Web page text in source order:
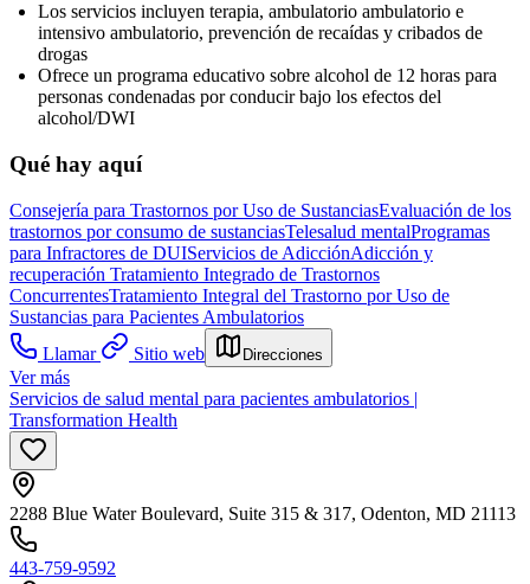
Los servicios incluyen terapia, ambulatorio ambulatorio e
intensivo ambulatorio, prevención de recaídas y cribados de
drogas
Ofrece un programa educativo sobre alcohol de 12 horas para
personas condenadas por conducir bajo los efectos del
alcohol/DWI
Qué hay aquí
Consejería para Trastornos por Uso de SustanciasEvaluación de los
trastornos por consumo de sustanciasTelesalud mentalProgramas
para Infractores de DUIServicios de AdicciónAdicción y
recuperación Tratamiento Integrado de Trastornos
ConcurrentesTratamiento Integral del Trastorno por Uso de
Sustancias para Pacientes Ambulatorios
Llamar
Sitio web Direcciones
Ver más
Servicios de salud mental para pacientes ambulatorios |
Transformation Health
2288 Blue Water Boulevard, Suite 315 & 317, Odenton, MD 21113
443-759-9592